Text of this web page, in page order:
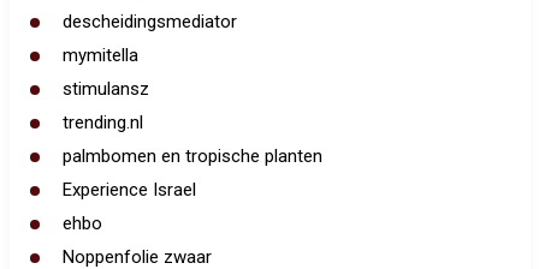
descheidingsmediator
mymitella
stimulansz
trending.nl
palmbomen en tropische planten
Experience Israel
ehbo
Noppenfolie zwaar